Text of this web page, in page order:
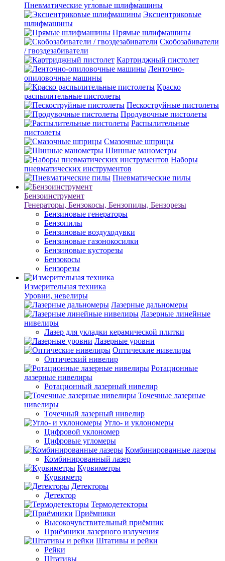
Пневматические угловые шлифмашины
Эксцентриковые
шлифмашины
Прямые шлифмашины
Скобозабиватели
/ гвоздезабиватели
Картриджный пистолет
Ленточно-
опиловочные машины
Краско
распылительные пистолеты
Пескоструйные пистолеты
Продувочные пистолеты
Распылительные
пистолеты
Смазочные шприцы
Шинные манометры
Наборы
пневматических инструментов
Пневматические пилы
Бензоинструмент
Генераторы, Бензокосы, Бензопилы, Бензорезы
Бензиновые генераторы
Бензопилы
Бензиновые воздуходувки
Бензиновые газонокосилки
Бензиновые кусторезы
Бензокосы
Бензорезы
Измерительная техника
Уровни, невелиры
Лазерные дальномеры
Лазерные линейные
нивелиры
Лазер для укладки керамической плитки
Лазерные уровни
Оптические нивелиры
Оптический нивелир
Ротационные
лазерные нивелиры
Ротационный лазерный нивелир
Точечные лазерные
нивелиры
Точечный лазерный нивелир
Угло- и уклономеры
Цифровой уклономер
Цифровые угломеры
Комбинированные лазеры
Комбинированный лазер
Курвиметры
Курвиметр
Детекторы
Детектор
Термодетекторы
Приёмники
Высокочувствительный приёмник
Приёмники лазерного излучения
Штативы и рейки
Рейки
Штативы